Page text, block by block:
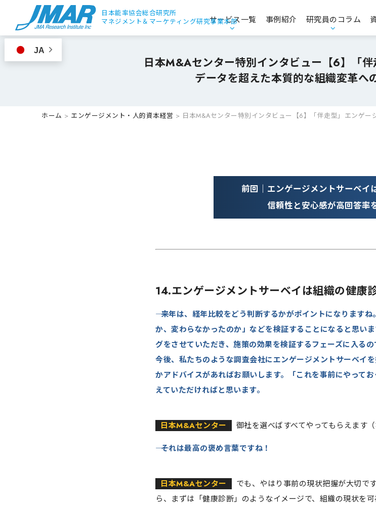
日本能率協会総合研究所
マネジメント＆ マーケティング研究事業本部
サービス一覧
コンプライアンス・CSR・ガバナンス
商品コンセプト開発支援
CS・CX推進／顧客価値創造
事例紹介 研究員のコラム
日本M&Aセンター特別インタビュー【6】「
データを超えた本質的な組織変革へ
ホーム > エンゲージメント・人的資本経営 > 日本M&Aセンター特別インタビュー【6】「伴走型」エンゲー
前回｜エンゲージメントサーベイ
信頼性と安心感が高回答率
14.エンゲージメントサーベイは組織の健康
来年は、経年比較をどう判断するかがポイントになります
か、変わらなかったのか」などを検証することになると思い
グをさせていただき、施策の効果を検証するフェーズに入るの
今後、私たちのような調査会社にエンゲージメントサーベイ
かアドバイスがあればお願いします。「これを事前にやって
えていただければと思います。
日本M&Aセンター 御社を選べばすべてやってもらえます（
それは最高の褒め言葉ですね！
日本M&Aセンター
でも、やはり事前の現状把握が大切で
ら、まずは「健康診断」のようなイメージで、組織の現状を
JA